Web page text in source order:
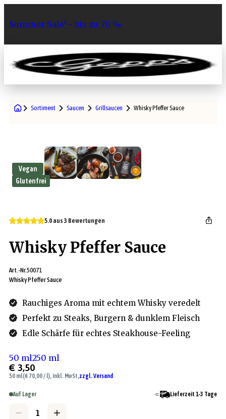
Summer Sale¹– bis zu 70 %
0
Sortiment Saucen Grillsaucen Whisky Pfeffer Sauce
Vegan
Glutenfrei
5.0 aus 3 Bewertungen
Whisky Pfeffer Sauce
Art.-Nr.50071
Whisky Pfeffer Sauce
Rauchiges Aroma mit echtem Whisky veredelt
Perfekt zu Steaks, Burgern & dunklem Fleisch
Edle Schärfe für echtes Steakhouse-Feeling
50 ml250 ml
€ 3,50
50 ml(€ 70,00 / l), inkl. MwSt,zzgl. Versand
Auf Lager Lieferzeit 1-3 Tage